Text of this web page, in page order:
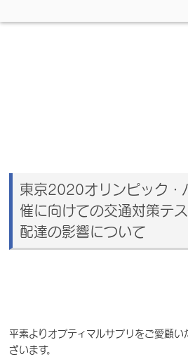
東京2020オリンピック・
催に向けての交通対策テ
配達の影響について
平素よりオプティマルサプリをご愛顧
ざいます。